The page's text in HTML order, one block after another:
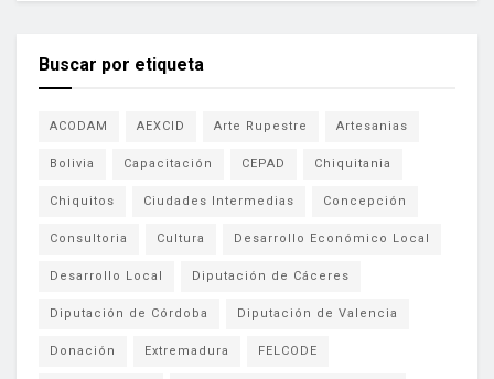
Buscar por etiqueta
ACODAM AEXCID Arte Rupestre Artesanias
Bolivia Capacitación CEPAD Chiquitania
Chiquitos Ciudades Intermedias Concepción
Consultoria Cultura Desarrollo Económico Local
Desarrollo Local Diputación de Cáceres
Diputación de Córdoba Diputación de Valencia
Donación Extremadura FELCODE